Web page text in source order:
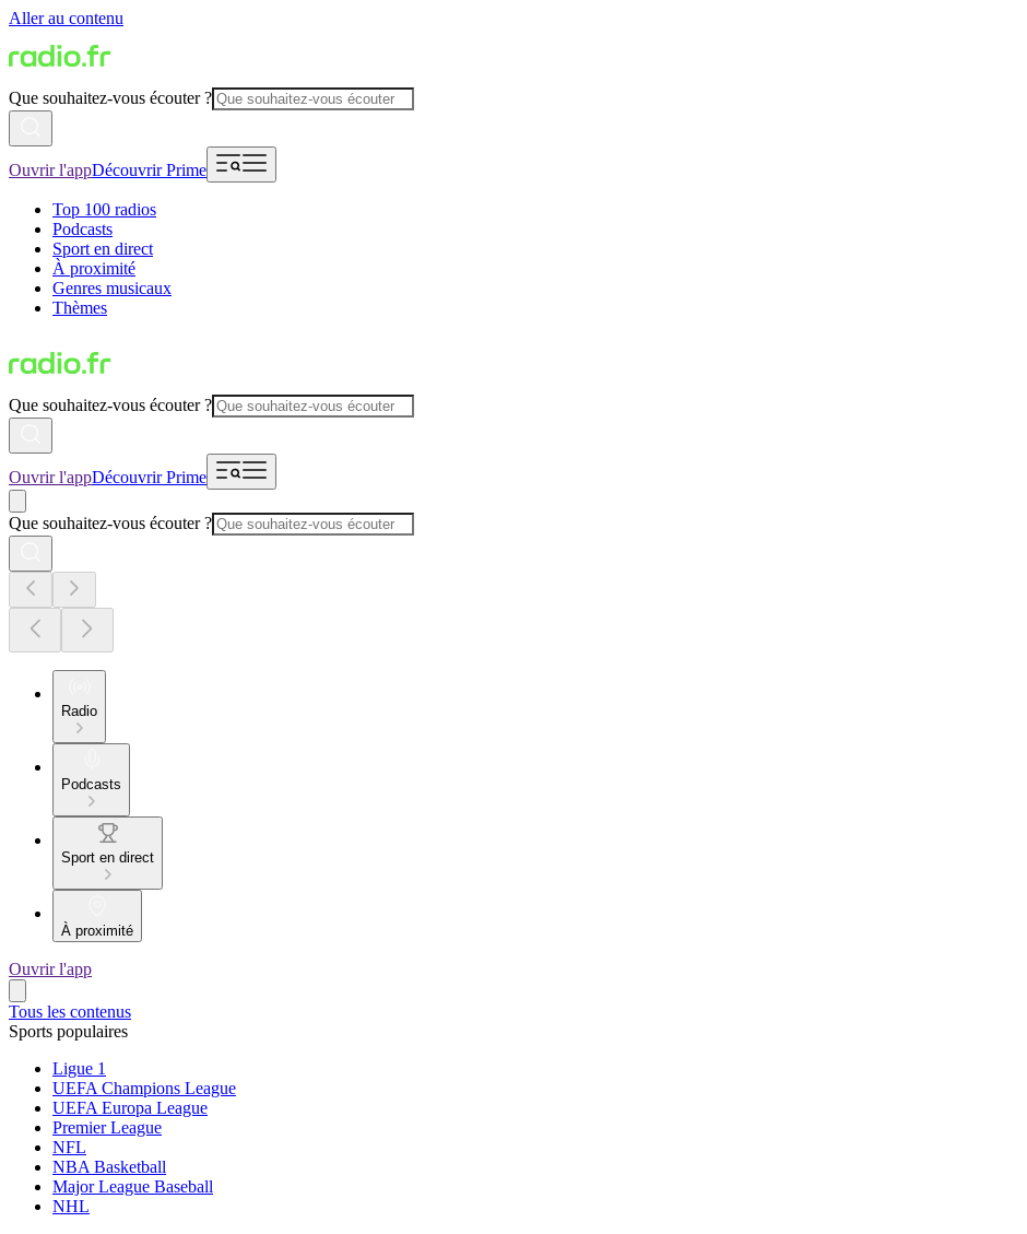
Aller au contenu
Que souhaitez-vous écouter ?
Ouvrir l'appDécouvrir Prime
Top 100 radios
Podcasts
Sport en direct
À proximité
Genres musicaux
Thèmes
Que souhaitez-vous écouter ?
Ouvrir l'appDécouvrir Prime
Que souhaitez-vous écouter ?
Radio
Podcasts
Sport en direct
À proximité
Ouvrir l'app
Tous les contenus
Sports populaires
Ligue 1
UEFA Champions League
UEFA Europa League
Premier League
NFL
NBA Basketball
Major League Baseball
NHL